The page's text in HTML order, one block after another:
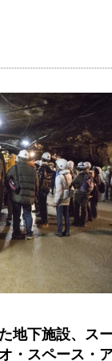
地下施設、ス
・スペース・